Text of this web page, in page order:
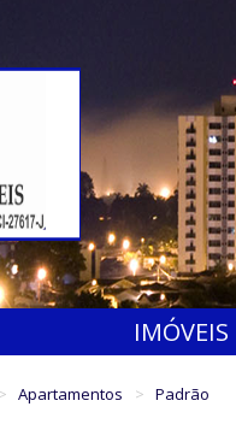
IMÓVEIS
Apartamentos Padrão